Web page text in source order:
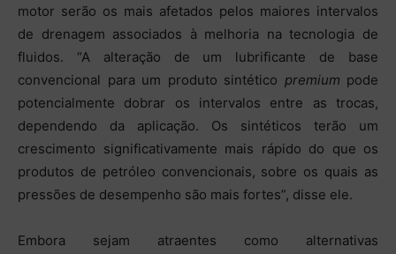
motor serão os mais afetados pelos maiores intervalos
de drenagem associados à melhoria na tecnologia de
fluidos. “A alteração de um lubrificante de base
convencional para um produto sintético premium pode
potencialmente dobrar os intervalos entre as trocas,
dependendo da aplicação. Os sintéticos terão um
crescimento significativamente mais rápido do que os
produtos de petróleo convencionais, sobre os quais as
pressões de desempenho são mais fortes”, disse ele.
Embora sejam atraentes como alternativas